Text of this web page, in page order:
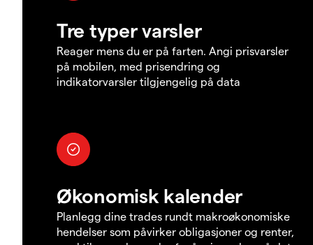
Tre typer varsler
Reager mens du er på farten. Angi prisvarsler
på mobilen, med prisendring og
indikatorvarsler tilgjengelig på data
Økonomisk kalender
Planlegg dine trades rundt makroøkonomiske
hendelser som påvirker obligasjoner og renter,